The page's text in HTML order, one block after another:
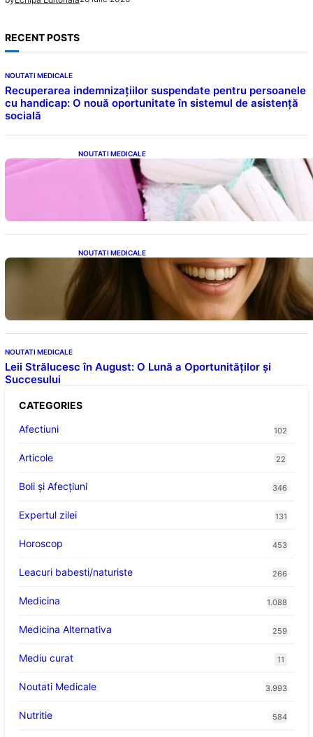
RECENT POSTS
NOUTATI MEDICALE
Recuperarea indemnizațiilor suspendate pentru persoanele
cu handicap: O nouă oportunitate în sistemul de asistență
socială
NOUTATI MEDICALE
Tampoanele menstruale: O analiză profundă
a riscurilor legate de metale toxice
NOUTATI MEDICALE
Ceaiul – Băutura care protejează inima:
Descoperiri recente despre beneficiile
consumului zilnic
NOUTATI MEDICALE
Leii Strălucesc în August: O Lună a Oportunităților și
Succesului
CATEGORIES
Afectiuni
102
Articole 22
Boli și Afecțiuni 346
Expertul zilei 131
Horoscop 453
Leacuri babesti/naturiste 266
Medicina 1.088
Medicina Alternativa 259
Mediu curat 11
Noutati Medicale 3.993
Nutritie 584